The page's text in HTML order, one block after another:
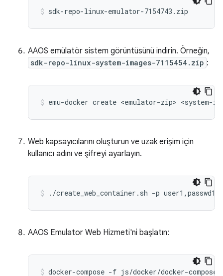
AAOS emülatör sistem görüntüsünü indirin. Örneğin,
sdk-repo-linux-system-images-7115454.zip :
Web kapsayıcılarını oluşturun ve uzak erişim için
kullanıcı adını ve şifreyi ayarlayın.
AAOS Emulator Web Hizmeti'ni başlatın: